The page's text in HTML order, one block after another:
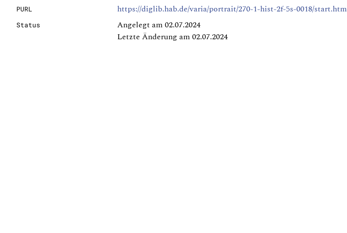
PURL https://diglib.hab.de/varia/portrait/270-1-hist-2f-5s-0018/start.htm
Status
Angelegt am 02.07.2024
Letzte Änderung am 02.07.2024